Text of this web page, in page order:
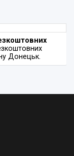
Донецьк.